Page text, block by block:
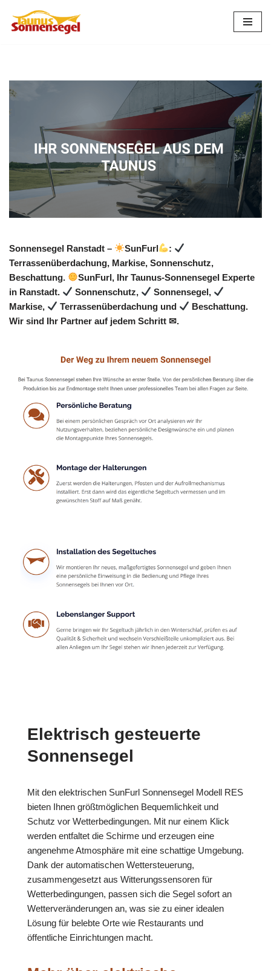
Zum
Sonnensegel Ranstadt – SunFurl
:
Terrassenüberdachung, Markise, Sonnenschutz,
Beschattung.
SunFurl, Ihr Taunus-Sonnensegel Experte
in Ranstadt.
Sonnenschutz,
Sonnensegel,
Markise,
Terrassenüberdachung und
Beschattung.
Wir sind Ihr Partner auf jedem Schritt ✉.
Elektrisch gesteuerte
Sonnensegel
Mit den elektrischen SunFurl Sonnensegel Modell RES
bieten Ihnen größtmöglichen Bequemlichkeit und
Schutz vor Wetterbedingungen. Mit nur einem Klick
werden entfaltet die Schirme und erzeugen eine
angenehme Atmosphäre mit eine schattige Umgebung.
Dank der automatischen Wettersteuerung,
zusammengesetzt aus Witterungssensoren für
Wetterbedingungen, passen sich die Segel sofort an
Wetterveränderungen an, was sie zu einer idealen
Lösung für belebte Orte wie Restaurants und
öffentliche Einrichtungen macht.